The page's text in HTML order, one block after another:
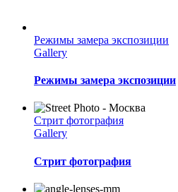
Режимы замера экспозиции
Gallery
Режимы замера экспозиции
Стрит фотография
Gallery
Стрит фотография